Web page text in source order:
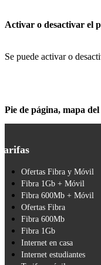
Activar o desactivar el
Se puede activar o
Pie de página, mapa
Ofertas Fibra y Móvil
Fibra 1Gb + Móvil
Fibra 600Mb + Móvil
Ofertas Fibra
Fibra 600Mb
Fibra 1Gb
Internet en casa
Internet estudiantes